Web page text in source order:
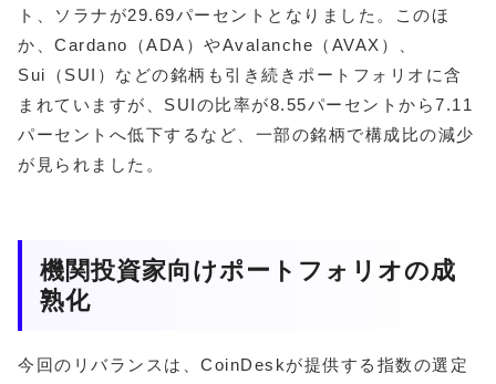
ト、ソラナが29.69パーセントとなりました。このほ
か、Cardano（ADA）やAvalanche（AVAX）、
Sui（SUI）などの銘柄も引き続きポートフォリオに含
まれていますが、SUIの比率が8.55パーセントから7.11
パーセントへ低下するなど、一部の銘柄で構成比の減少
が見られました。
機関投資家向けポートフォリオの成
熟化
今回のリバランスは、CoinDeskが提供する指数の選定